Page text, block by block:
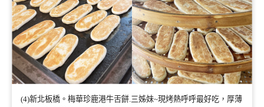
(4)新北板橋。梅華珍鹿港牛舌餅.三姊妹~現烤熱呼呼最好吃，厚薄